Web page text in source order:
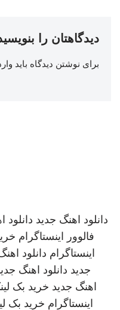
دیدگاهتان را
برای نوشتن دیدگاه باید
دانلود اهنگ جدید دانلود
فالوور اینستاگرام
اینستاگرام دانلود
جدید دانلود اهنگ
اهنگ جدید خرید بک
اینستاگرام خرید بک